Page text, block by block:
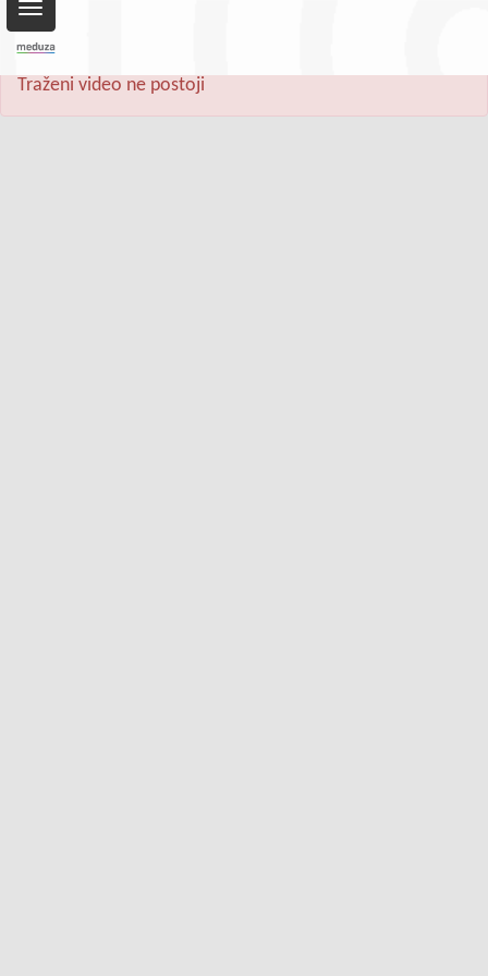
Toggle
navigation
Traženi video ne postoji